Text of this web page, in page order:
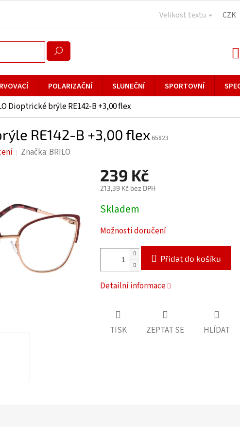
Velikost textu CZK
POLARIZAČNÍ SLUNEČNÍ SPORTOVNÍ
Dioptrické brýle RE142-B +3,00 flex
RE142-B +3,00 flex 65823
Značka: BRILO
239 Kč
213,39 Kč bez DPH
Měrná
cena:
Skladem
Možnosti doručení
Přidat do košíku
Detailní informace
TISK ZEPTAT SE HLÍDAT